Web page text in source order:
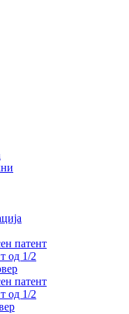
патент
од 1/2
патент
од 1/2